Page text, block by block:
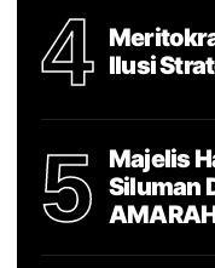
4
Ilusi
5
Majelis
Siluman